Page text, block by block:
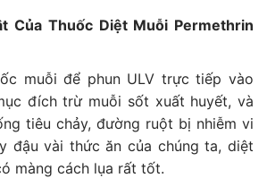
Của Thuốc Diệt Muỗi Permethrin
muỗi để phun ULV trực tiếp vào
đích trừ muỗi sốt xuất huyết, và
tiêu chảy, đường ruột bị nhiễm vi
đậu vài thức ăn của chúng ta, diệt
màng cách lụa rất tốt.